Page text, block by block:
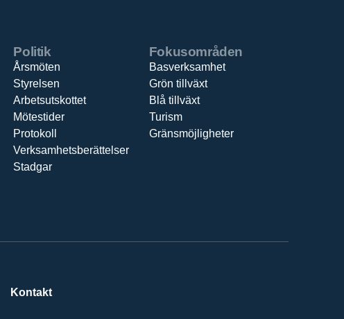
Politik
Årsmöten
Styrelsen
Arbetsutskottet
Mötestider
Protokoll
Verksamhetsberättelser
Stadgar
Fokusområden
Basverksamhet
Grön tillväxt
Blå tillväxt
Turism
Gränsmöjligheter
Kontakt